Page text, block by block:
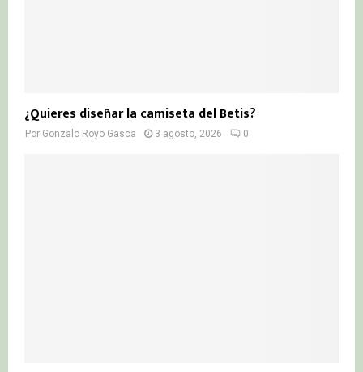
¿Quieres diseñar la camiseta del Betis?
Por Gonzalo Royo Gasca 3 agosto, 2026 0